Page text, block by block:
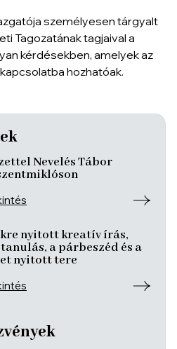
személyesen tárgyalt
Tagozatának tagjaival a
kérdésekben, amelyek az
hozhatóak.
Nevelés Tábor
nyitott kreatív írás,
a párbeszéd és a
nyitott tere